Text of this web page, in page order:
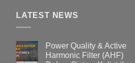
LATEST NEWS
Power Quality & Active
Harmonic Filter (AHF)